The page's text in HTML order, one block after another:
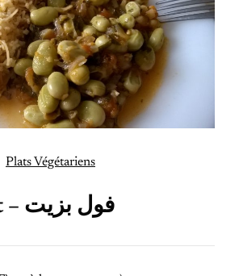
Plats Végétariens
Foul bzeit – فول بزيت